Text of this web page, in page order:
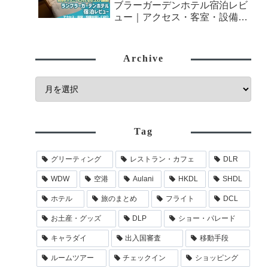
ブラーガーデンホテル宿泊レビ
ュー｜アクセス・客室・設備を
Archive
Tag
グリーティング レストラン・カフェ DLR
WDW 空港 Aulani HKDL SHDL
ホテル 旅のまとめ フライト DCL
お土産・グッズ DLP ショー・パレード
キャラダイ 出入国審査 移動手段
ルームツアー チェックイン ショッピング